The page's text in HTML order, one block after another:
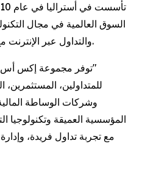
السوق العالمية في مجال
والتداول عبر الإنترنت مع تراخيص متعددة حول العالم.
توفر مجموعة إكس أس
وشركات الوساطة
المؤسسية العميقة وتكنولوجيا
مع تجربة تداول فريدة،